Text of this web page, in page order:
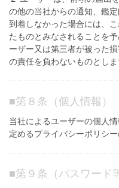
の他の当社からの通知、鑑
到着しなかった場合には、
たものとみなされることを
ーザー又は第三者が被った
の責任を負わないものとしま
■第８条（個人情報）
当社によるユーザーの個人
定めるプライバシーポリシ
■第９条（パスワード